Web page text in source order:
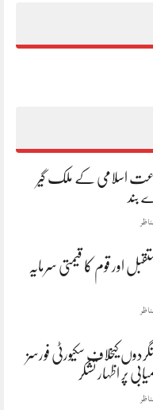
اسلامی کے ملک گیر
بند
اور قوم کا قیمتی سرمایہ
کیخلاف سکیورٹی فورسز
پر اظہار تشکر